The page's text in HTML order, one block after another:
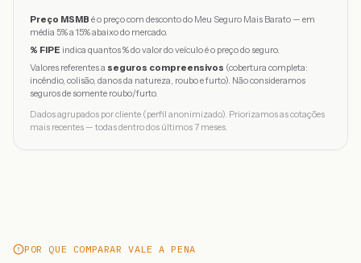
Preço MSMB é o preço com desconto do Meu Seguro Mais Barato — em
média 5% a 15% abaixo do mercado.
% FIPE indica quantos % do valor do veículo é o preço do seguro.
Valores referentes a seguros compreensivos (cobertura completa:
incêndio, colisão, danos da natureza, roubo e furto). Não consideramos
seguros de somente roubo/furto.
Dados agrupados por cliente (perfil anonimizado). Priorizamos as cotações
mais recentes — todas dentro dos últimos 7 meses.
POR QUE COMPARAR VALE A PENA